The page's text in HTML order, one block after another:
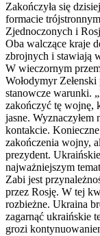
Zakończyła się
formacie
Zjednoczonych i
Oba walczące kraje
zbrojnych i stawiają
W wieczornym
Wołodymyr
stanowcze warunki.
zakończyć tę wojnę,
jasne.
kontakcie.
zakończenia wojny,
prezydent.
najważniejszym
Zabi jest
przez Rosję. W tej
rozbieżne. Ukraina
zagarnąć ukraińskie
grozi